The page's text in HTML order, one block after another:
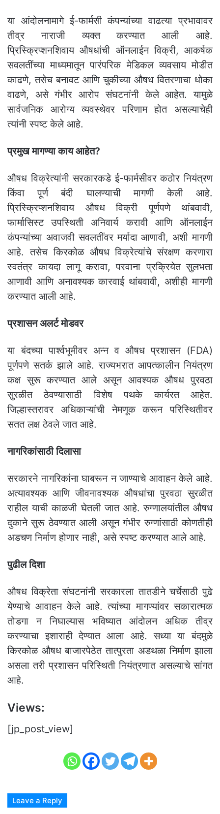
या आंदोलनामागे ई-फार्मसी कंपन्यांच्या वाढत्या प्रभावावर
तीव्र नाराजी व्यक्त करण्यात आली आहे.
प्रिस्क्रिप्शनशिवाय औषधांची ऑनलाईन विक्री, आकर्षक
सवलतींच्या माध्यमातून पारंपरिक मेडिकल व्यवसाय मोडीत
काढणे, तसेच बनावट आणि चुकीच्या औषध वितरणाचा धोका
वाढणे, असे गंभीर आरोप संघटनांनी केले आहेत. यामुळे
सार्वजनिक आरोग्य व्यवस्थेवर परिणाम होत असल्याचेही
त्यांनी स्पष्ट केले आहे.
प्रमुख मागण्या काय आहेत?
औषध विक्रेत्यांनी सरकारकडे ई-फार्मसीवर कठोर नियंत्रण
किंवा पूर्ण बंदी घालण्याची मागणी केली आहे.
प्रिस्क्रिप्शनशिवाय औषध विक्री पूर्णपणे थांबवावी,
फार्मासिस्ट उपस्थिती अनिवार्य करावी आणि ऑनलाईन
कंपन्यांच्या अवाजवी सवलतींवर मर्यादा आणावी, अशी मागणी
आहे. तसेच किरकोळ औषध विक्रेत्यांचे संरक्षण करणारा
स्वतंत्र कायदा लागू करावा, परवाना प्रक्रियेत सुलभता
आणावी आणि अनावश्यक कारवाई थांबवावी, अशीही मागणी
करण्यात आली आहे.
प्रशासन अलर्ट मोडवर
या बंदच्या पार्श्वभूमीवर अन्न व औषध प्रशासन (FDA)
पूर्णपणे सतर्क झाले आहे. राज्यभरात आपत्कालीन नियंत्रण
कक्ष सुरू करण्यात आले असून आवश्यक औषध पुरवठा
सुरळीत ठेवण्यासाठी विशेष पथके कार्यरत आहेत.
जिल्हास्तरावर अधिकाऱ्यांची नेमणूक करून परिस्थितीवर
सतत लक्ष ठेवले जात आहे.
नागरिकांसाठी दिलासा
सरकारने नागरिकांना घाबरून न जाण्याचे आवाहन केले आहे.
अत्यावश्यक आणि जीवनावश्यक औषधांचा पुरवठा सुरळीत
राहील याची काळजी घेतली जात आहे. रुग्णालयांतील औषध
दुकाने सुरू ठेवण्यात आली असून गंभीर रुग्णांसाठी कोणतीही
अडचण निर्माण होणार नाही, असे स्पष्ट करण्यात आले आहे.
पुढील दिशा
औषध विक्रेता संघटनांनी सरकारला तातडीने चर्चेसाठी पुढे
येण्याचे आवाहन केले आहे. त्यांच्या मागण्यांवर सकारात्मक
तोडगा न निघाल्यास भविष्यात आंदोलन अधिक तीव्र
करण्याचा इशाराही देण्यात आला आहे. सध्या या बंदमुळे
किरकोळ औषध बाजारपेठेत तात्पुरता अडथळा निर्माण झाला
असला तरी प्रशासन परिस्थिती नियंत्रणात असल्याचे सांगत
आहे.
Views:
[jp_post_view]
Leave a Reply